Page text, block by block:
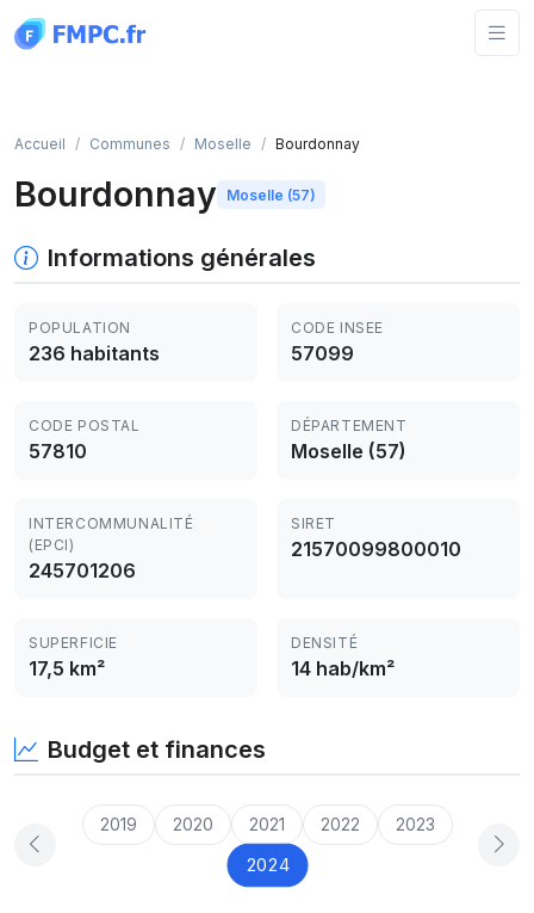
Accueil Communes Moselle Bourdonnay
Bourdonnay Moselle (57)
Informations générales
POPULATION
236 habitants
CODE INSEE
57099
CODE POSTAL
57810
DÉPARTEMENT
Moselle (57)
INTERCOMMUNALITÉ
(EPCI)
245701206
SIRET
21570099800010
SUPERFICIE
17,5 km²
DENSITÉ
14 hab/km²
Budget et finances
2019 2020 2021 2022 2023
2024
Panneau de gestion des cookies